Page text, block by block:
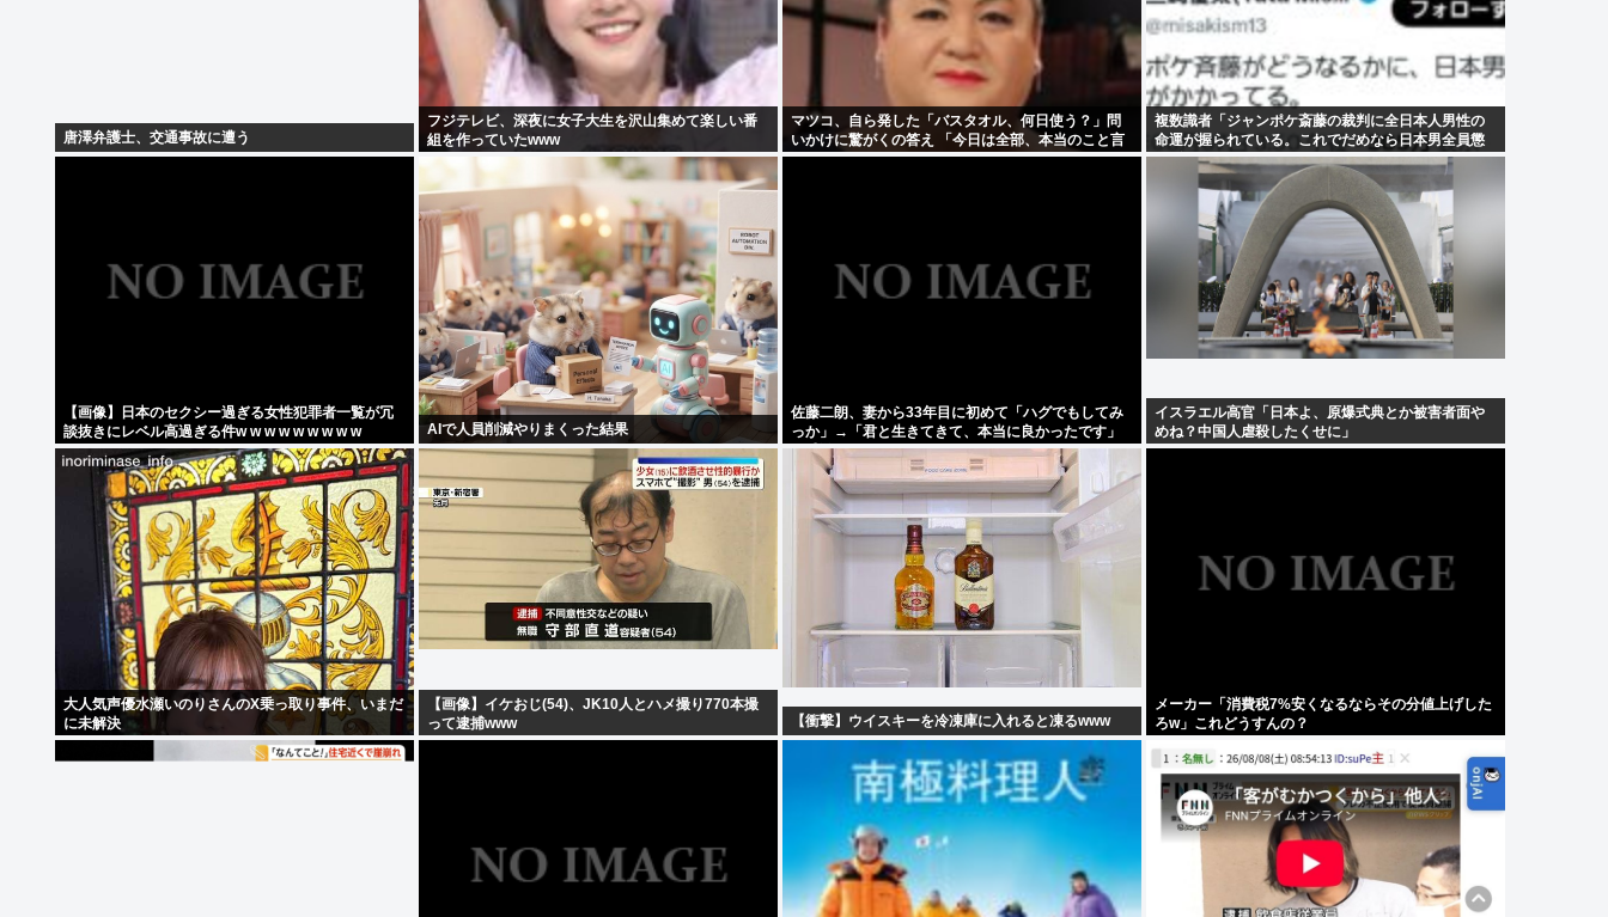
唐澤弁護士、交通事故に遭う
フジテレビ、深夜に女子大生を沢山集めて楽しい番
組を作っていたwww
マツコ、自ら発した「バスタオル、何日使う？」問
いかけに驚がくの答え 「今日は全部、本当のこと言
うわ」
複数識者「ジャンポケ斎藤の裁判に全日本人男性の
命運が握られている。これでだめなら日本男全員懲
役7年だ」
【画像】日本のセクシー過ぎる女性犯罪者一覧が冗
談抜きにレベル高過ぎる件w w w w w w w w w
AIで人員削減やりまくった結果
佐藤二朗、妻から33年目に初めて「ハグでもしてみ
っか」→「君と生きてきて、本当に良かったです」
と感激
イスラエル高官「日本よ、原爆式典とか被害者面や
めね？中国人虐殺したくせに」
大人気声優水瀬いのりさんのX乗っ取り事件、いまだ
に未解決
【画像】イケおじ(54)、JK10人とハメ撮り770本撮
って逮捕www
【衝撃】ウイスキーを冷凍庫に入れると凍るwww
メーカー「消費税7%安くなるならその分値上げした
ろw」これどうすんの？